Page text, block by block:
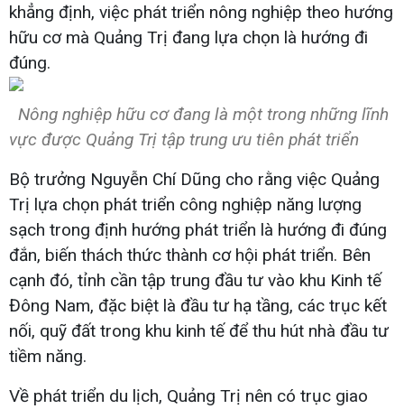
khẳng định, việc phát triển nông nghiệp theo hướng
hữu cơ mà Quảng Trị đang lựa chọn là hướng đi
đúng.
Nông nghiệp hữu cơ đang là một trong những lĩnh
vực được Quảng Trị tập trung ưu tiên phát triển
Bộ trưởng Nguyễn Chí Dũng cho rằng việc Quảng
Trị lựa chọn phát triển công nghiệp năng lượng
sạch trong định hướng phát triển là hướng đi đúng
đắn, biến thách thức thành cơ hội phát triển. Bên
cạnh đó, tỉnh cần tập trung đầu tư vào khu Kinh tế
Đông Nam, đặc biệt là đầu tư hạ tầng, các trục kết
nối, quỹ đất trong khu kinh tế để thu hút nhà đầu tư
tiềm năng.
Về phát triển du lịch, Quảng Trị nên có trục giao